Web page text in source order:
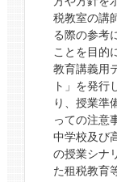
税教室の講
る際の参考
ことを目的
教育講義用
ト」を発行
り、授業準
っての注意
中学校及び
の授業シナ
た租税教育